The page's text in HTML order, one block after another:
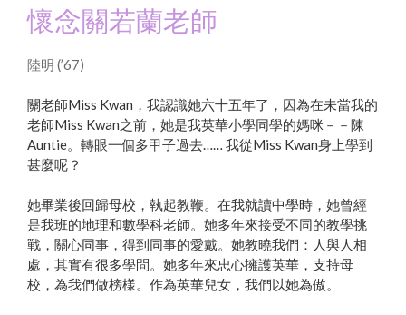
懷念關若蘭老師
陸明 (’67)
關老師Miss Kwan，我認識她六十五年了，因為在未當我的
老師Miss Kwan之前，她是我英華小學同學的媽咪－－陳
Auntie。轉眼一個多甲子過去…… 我從Miss Kwan身上學到
甚麼呢？
她畢業後回歸母校，執起教鞭。在我就讀中學時，她曾經
是我班的地理和數學科老師。她多年來接受不同的教學挑
戰，關心同事，得到同事的愛戴。她教曉我們：人與人相
處，其實有很多學問。她多年來忠心擁護英華，支持母
校，為我們做榜樣。作為英華兒女，我們以她為傲。